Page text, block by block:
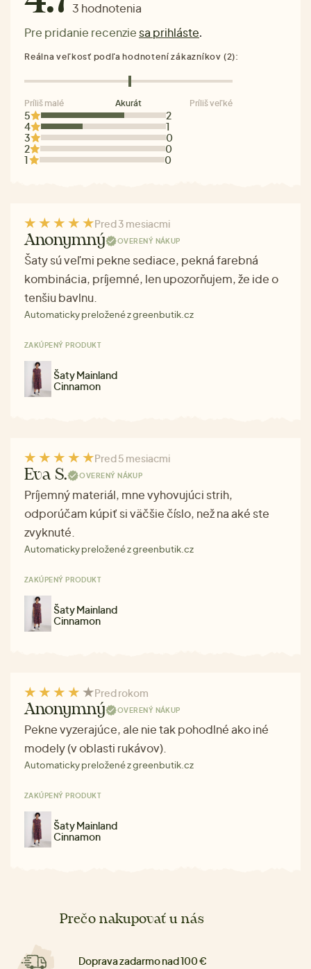
3 hodnotenia
Pre pridanie recenzie sa prihláste.
5
2
4
1
3
0
2
0
1
0
Reálna veľkosť podľa hodnotení zákazníkov (2):
Príliš malé Akurát Príliš veľké
Pred 3 mesiacmi
Anonymný OVERENÝ NÁKUP
Šaty sú veľmi pekne sediace, pekná farebná
kombinácia, príjemné, len upozorňujem, že ide o
tenšiu bavlnu.
Automaticky preložené z greenbutik.cz
ZAKÚPENÝ PRODUKT
Šaty Mainland
Cinnamon
Pred 5 mesiacmi
Eva S. OVERENÝ NÁKUP
Príjemný materiál, mne vyhovujúci strih,
odporúčam kúpiť si väčšie číslo, než na aké ste
zvyknuté.
Automaticky preložené z greenbutik.cz
ZAKÚPENÝ PRODUKT
Šaty Mainland
Cinnamon
Pred rokom
Anonymný OVERENÝ NÁKUP
Pekne vyzerajúce, ale nie tak pohodlné ako iné
modely (v oblasti rukávov).
Automaticky preložené z greenbutik.cz
ZAKÚPENÝ PRODUKT
Šaty Mainland
Cinnamon
Prečo nakupovať u nás
Doprava zadarmo nad 100 €